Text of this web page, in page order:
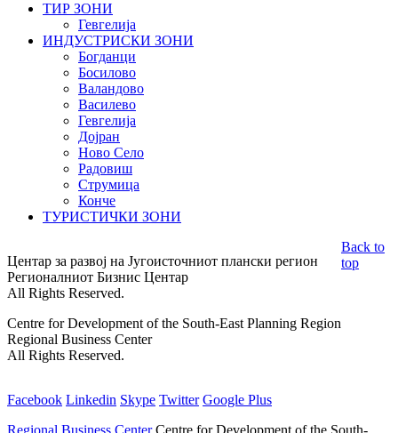
ТИР ЗОНИ
Гевгелија
ИНДУСТРИСКИ ЗОНИ
Богданци
Босилово
Валандово
Василево
Гевгелија
Дојран
Ново Село
Радовиш
Струмица
Конче
ТУРИСТИЧКИ ЗОНИ
Центар за развој на Југоисточниот плански регион
Регионалниот Бизнис Центар
All Rights Reserved.
Centre for Development of the South-East Planning Region
Regional Business Center
All Rights Reserved.
Facebook Linkedin Skype Twitter Google Plus
Back to
top